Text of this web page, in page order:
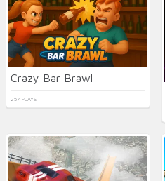
Crazy Bar Brawl
257 PLAYS